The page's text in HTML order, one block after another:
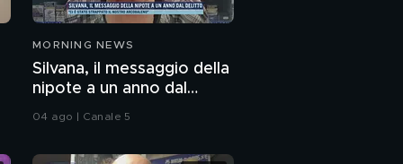
MORNING NEWS
Silvana, il messaggio della
nipote a un anno dal
delitto
04 ago | Canale 5